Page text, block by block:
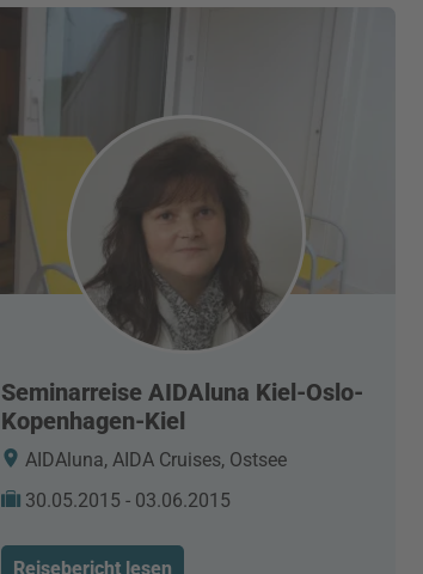
Seminarreise AIDAluna Kiel-Oslo-
Kopenhagen-Kiel
AIDAluna, AIDA Cruises, Ostsee
30.05.2015 - 03.06.2015
Reisebericht lesen